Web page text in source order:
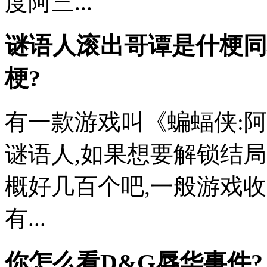
谜语人滚出哥谭是什梗
梗?
有一款游戏叫《蝙蝠侠:
谜语人,如果想要解锁结
概好几百个吧,一般游戏
有...